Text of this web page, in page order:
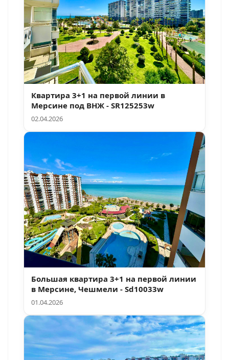
Квартира 3+1 на первой линии в
Мерсине под ВНЖ - SR125253w
02.04.2026
Большая квартира 3+1 на первой линии
в Мерсине, Чешмели - Sd10033w
01.04.2026